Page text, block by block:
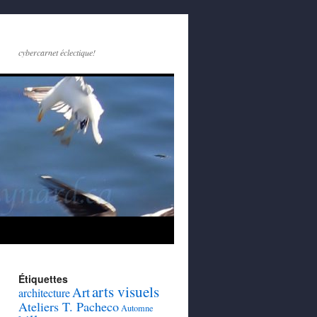
cybercarnet éclectique!
Étiquettes
architectureArtarts visuels
Ateliers T. Pacheco Automne